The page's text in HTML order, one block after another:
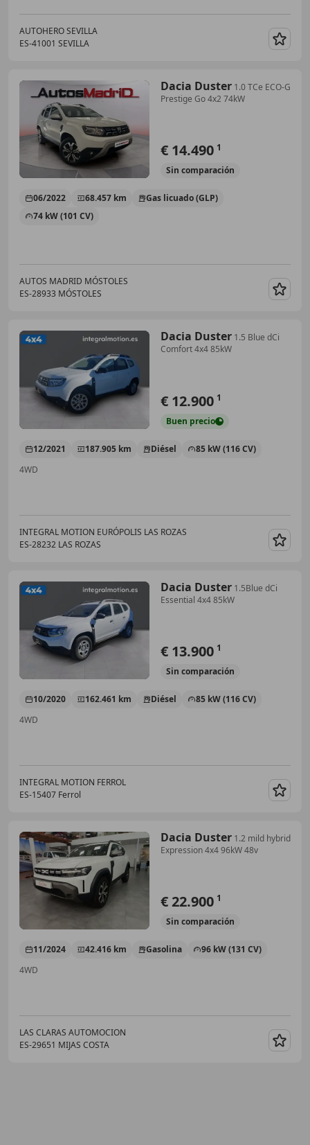
AUTOHERO SEVILLA
ES-41001 SEVILLA
Dacia Duster 1.0 TCe ECO-G
Prestige Go 4x2 74kW
€ 14.490 1
Sin comparación
06/2022 68.457 km
Gas licuado (GLP)
74 kW (101 CV)
AUTOS MADRID MÓSTOLES
ES-28933 MÓSTOLES
Dacia Duster 1.5 Blue dCi
Comfort 4x4 85kW
€ 12.900 1
Buen precio
12/2021 187.905 km Diésel
85 kW (116 CV)
4WD
INTEGRAL MOTION EURÓPOLIS LAS ROZAS
ES-28232 LAS ROZAS
Dacia Duster 1.5Blue dCi
Essential 4x4 85kW
€ 13.900 1
Sin comparación
10/2020 162.461 km Diésel
85 kW (116 CV)
4WD
INTEGRAL MOTION FERROL
ES-15407 Ferrol
Dacia Duster 1.2 mild hybrid
Expression 4x4 96kW 48v
€ 22.900 1
Sin comparación
11/2024 42.416 km Gasolina
96 kW (131 CV)
4WD
LAS CLARAS AUTOMOCION
ES-29651 MIJAS COSTA